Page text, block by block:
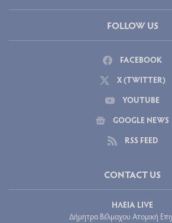
FOLLOW US
FACEBOOK
X (TWITTER)
YOUTUBE
GOOGLE NEWS
RSS FEED
CONTACT US
ΗΛΕΙΑ LIVE
Δήμητρα Βέλμαχου Ατομική